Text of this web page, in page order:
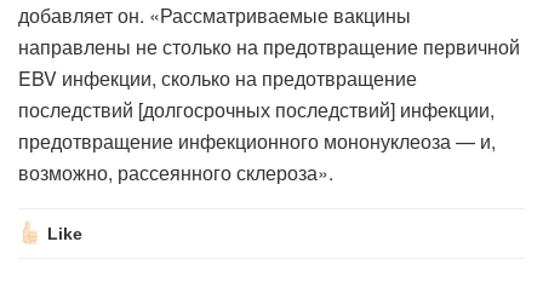
добавляет он. «Рассматриваемые вакцины
направлены не столько на предотвращение первичной
EBV инфекции, сколько на предотвращение
последствий [долгосрочных последствий] инфекции,
предотвращение инфекционного мононуклеоза — и,
возможно, рассеянного склероза».
Like